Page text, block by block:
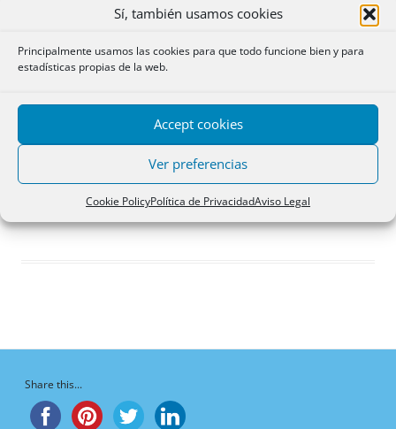
Sí, también usamos cookies
Principalmente usamos las cookies para que todo funcione bien y para
estadísticas propias de la web.
Accept cookies
Ver preferencias
Cookie PolicyPolítica de PrivacidadAviso Legal
Debates iniciados
Respuestas creadas
Participaciones
Favoritos
iniciados
¡Vaya, no hay debates aquí!
Share this...